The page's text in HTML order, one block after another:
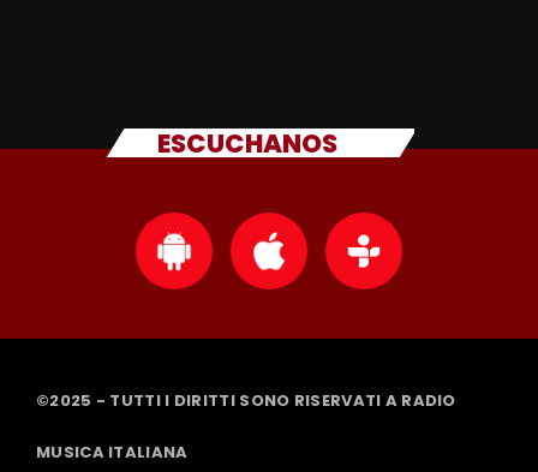
ESCUCHANOS
©2025 - TUTTI I DIRITTI SONO RISERVATI A RADIO
MUSICA ITALIANA